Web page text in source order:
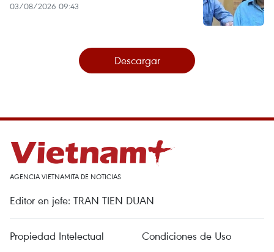
03/08/2026 09:43
Descargar
AGENCIA VIETNAMITA DE NOTICIAS
Editor en jefe: TRAN TIEN DUAN
Propiedad Intelectual
Condiciones de Uso